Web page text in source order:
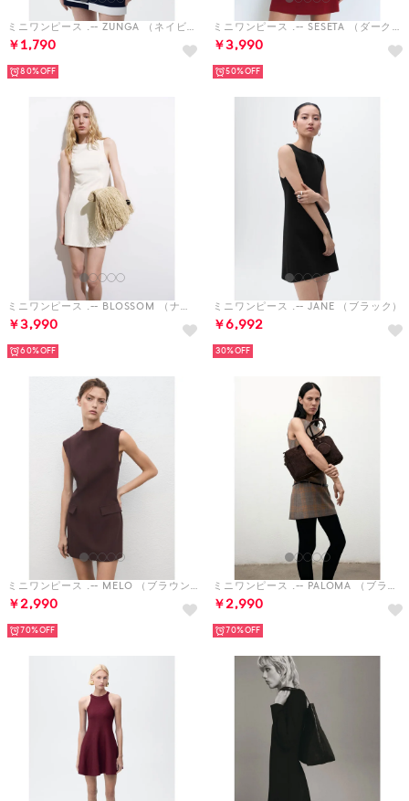
ミニワンピース .-- ZUNGA （ネイビーブルー）
￥1,790
80%
ミニワンピース .-- SESETA （ダークレッド）
￥3,990
50%
ミニワンピース .-- BLOSSOM （ナチュラルホワイト）
￥3,990
60%
ミニワンピース .-- JANE （ブラック）
￥6,992
30%
ミニワンピース .-- MELO （ブラウン）
￥2,990
70%
ミニワンピース .-- PALOMA （ブラウン）
￥2,990
70%